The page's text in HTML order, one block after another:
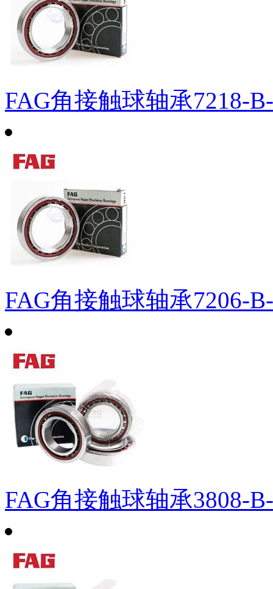
FAG角接触球轴承7218-
FAG角接触球轴承7206-
FAG角接触球轴承3808-